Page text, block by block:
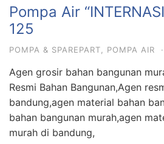
Pompa Air
125
POMPA & SPAREPART POMPA AIR ·
Agen grosir bahan bangunan
Resmi Bahan Bangunan,Agen
bandung,agen material bahan
bahan bangunan murah,agen
murah di bandung,